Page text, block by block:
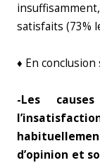
satisfaits (73%
♦ En
-Les
d’opinion et